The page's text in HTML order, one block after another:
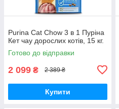
Purina Cat Chow 3 в 1 Пуріна
Кет чау дорослих котів, 15 кг.
Готово до відправки
2 099 ₴ 2 389 ₴
Купити